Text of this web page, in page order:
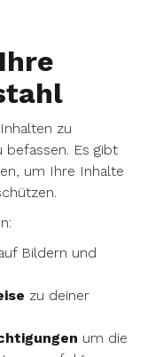
zu
befassen. Es gibt
um Ihre Inhalte
Bildern und
zu deiner
um die